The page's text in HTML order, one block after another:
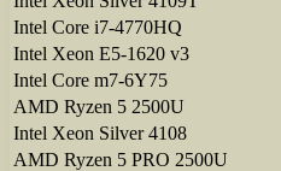
Intel Core i7-4770HQ
Intel Xeon E5-1620 v3
Intel Core m7-6Y75
AMD Ryzen 5 2500U
Intel Xeon Silver 4108
AMD Ryzen 5 PRO 2500U